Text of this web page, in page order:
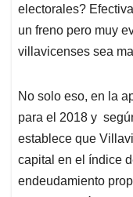
electorales?
un freno pero muy
villavicenses sea
No solo eso, en la
para el 2018 y
establece que
capital en el índice
endeudamiento